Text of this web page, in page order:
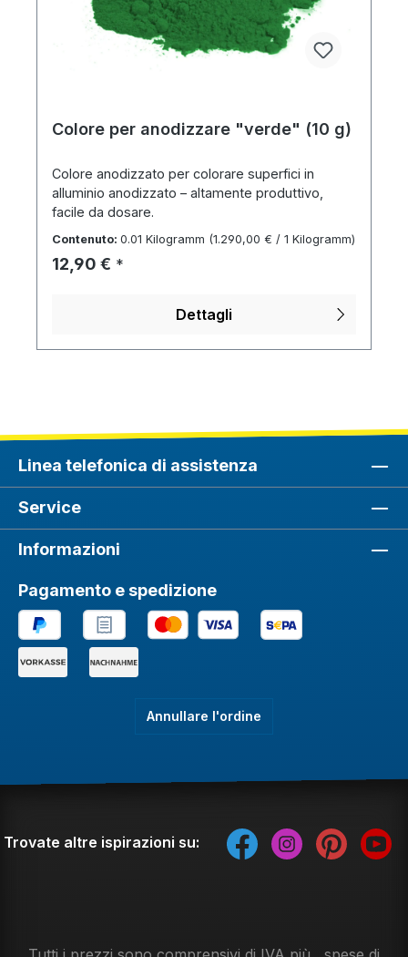
Colore per anodizzare "verde" (10 g)
Colore anodizzato per colorare superfici in
alluminio anodizzato – altamente produttivo,
facile da dosare.
Contenuto: 0.01 Kilogramm (1.290,00 € / 1 Kilogramm)
Prezzo normale:
12,90 € *
Dettagli
Linea telefonica di assistenza
Service
Informazioni
Pagamento e spedizione
Annullare l'ordine
Trovate altre ispirazioni su: